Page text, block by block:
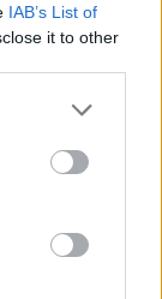
IAB’s List of
it to other